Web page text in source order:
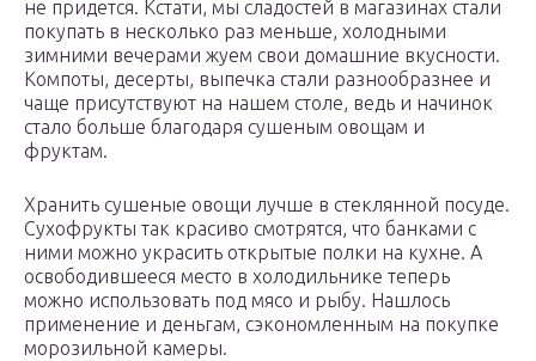
не придется. Кстати, мы сладостей в магазинах стали
покупать в несколько раз меньше, холодными
зимними вечерами жуем свои домашние вкусности.
Компоты, десерты, выпечка стали разнообразнее и
чаще присутствуют на нашем столе, ведь и начинок
стало больше благодаря сушеным овощам и
фруктам.
Хранить сушеные овощи лучше в стеклянной посуде.
Сухофрукты так красиво смотрятся, что банками с
ними можно украсить открытые полки на кухне. А
освободившееся место в холодильнике теперь
можно использовать под мясо и рыбу. Нашлось
применение и деньгам, сэкономленным на покупке
морозильной камеры.